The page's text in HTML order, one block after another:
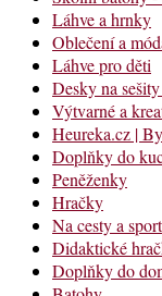
Láhve a hrnky
Oblečení a
Láhve pro děti
Desky na
Výtvarné a
Heureka.cz |
Doplňky do
Peněženky
Hračky
Na cesty a sport
Didaktické
Doplňky do